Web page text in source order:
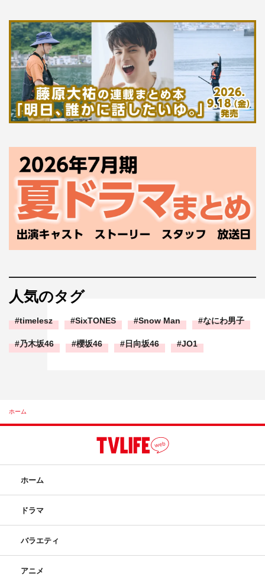
人気のタグ
timelesz SixTONES Snow Man なにわ男子
乃木坂46 櫻坂46 日向坂46 JO1
ホーム
ホーム
ドラマ
バラエティ
アニメ